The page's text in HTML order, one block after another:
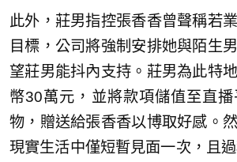
此外，莊男指控張香香曾聲稱若
目標，公司將強制安排她與陌生
望莊男能抖內支持。莊男為此特
幣30萬元，並將款項儲值至直
物，贈送給張香香以博取好感。
現實生活中僅短暫見面一次，且